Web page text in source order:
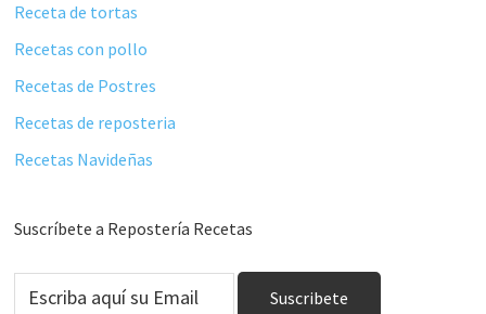
Receta de tortas
Recetas con pollo
Recetas de Postres
Recetas de reposteria
Recetas Navideñas
Suscríbete a Repostería Recetas